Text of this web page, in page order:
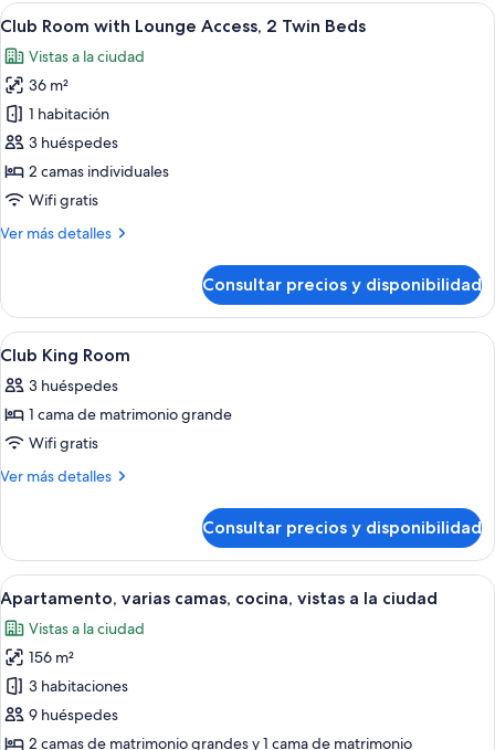
camas
Abrir
todas
las
fotos
de
Club
Room
with
Lounge
Access,
Beds
Habitación de hotel con dos camas,
9
Club Room with Lounge Access, 2 Twin Beds
Vistas a la ciudad
36 m²
1 habitación
3 huéspedes
2 camas individuales
Wifi gratis
Ver más detalles
Más
Room
with
Lounge
2
Twin
Consultar precios y disponibilidad
Abrir
todas
las
fotos
de
Club
Ropa de cama de alta calidad y
6
Club King Room
3 huéspedes
1 cama de matrimonio grande
Wifi gratis
Ver más detalles
Más
King
Room
Consultar precios y disponibilidad
Abrir
todas
las
fotos
de
Apartamento,
varias
Habitación de hotel con una cama
13
Apartamento, varias camas, cocina, vistas a la ciudad
Vistas a la ciudad
156 m²
3 habitaciones
9 huéspedes
2 camas de matrimonio grandes y 1 cama de matrimonio